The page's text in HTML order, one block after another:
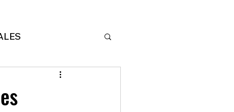
TECNOLOGIA